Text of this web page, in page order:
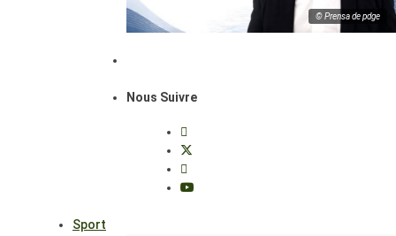
© Prensa de pdge
Nous Suivre
Sport